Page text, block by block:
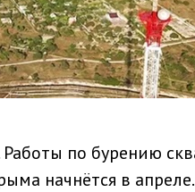
по бурению
начнётся в